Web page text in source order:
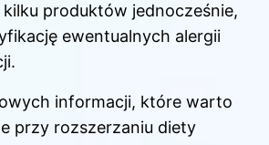
produktów jednocześnie,
ewentualnych alergii
informacji, które warto
przy rozszerzaniu diety